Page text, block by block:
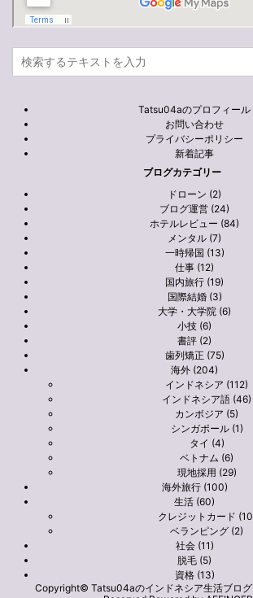
Tatsu04aのプロフィール
お問い合わせ
プライバシーポリシー
新着記事
ブログカテゴリー
ドローン (2)
ブログ運営 (24)
ホテルレビュー (84)
メンタル (7)
一時帰国 (13)
仕事 (12)
国内旅行 (19)
国際結婚 (3)
大学・大学院 (6)
小技 (6)
書評 (2)
歯列矯正 (75)
海外 (204)
インドネシア (112)
インドネシア語 (46)
カンボジア (5)
シンガポール (1)
タイ (4)
ベトナム (6)
現地採用 (29)
海外旅行 (100)
生活 (60)
クレジットカード
ベランピング (2)
社会 (11)
脱毛 (5)
資格 (13)
Copyright© Tatsu04aのインドネシア生活ブロ